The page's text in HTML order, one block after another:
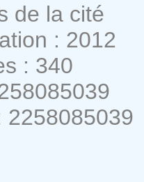
de la cité
: 2012
: 340
2258085039